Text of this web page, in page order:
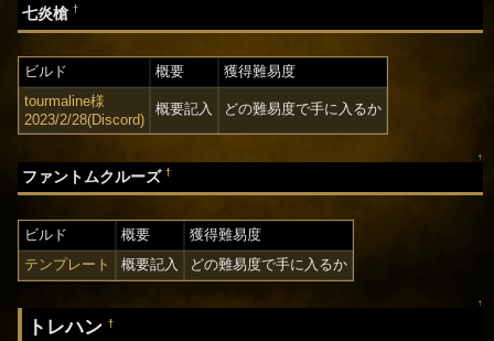
七炎槍†
ビルド 概要
獲得難易度
tourmaline様
2023/2/28(Discord)
概要記入 どの難易度で手に入るか
↑
ファントムクルーズ†
ビルド 概要
獲得難易度
テンプレート
概要記入 どの難易度で手に入るか
↑
トレハン†